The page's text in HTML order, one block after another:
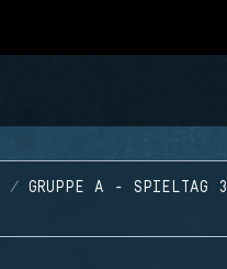
GRUPPE A - SPIELTAG 3